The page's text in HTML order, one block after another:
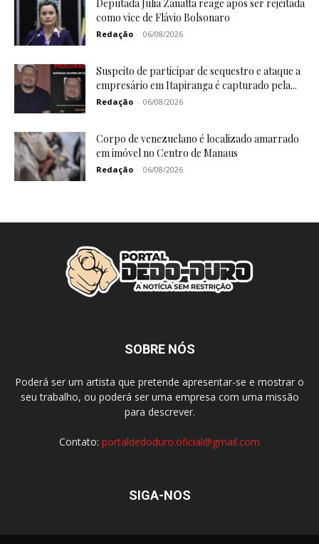
Deputada Julia Zanatta reage após ser rejeitada
como vice de Flávio Bolsonaro
Redação - 06/08/2026
Suspeito de participar de sequestro e ataque a
empresário em Itapiranga é capturado pela...
Redação - 06/08/2026
Corpo de venezuelano é localizado amarrado
em imóvel no Centro de Manaus
Redação - 06/08/2026
SOBRE NÓS
Poderá ser um artista que pretende apresentar-se e mostrar o
seu trabalho, ou poderá ser uma empresa com uma missão
para descrever.
Contato: portaldedoduro.oficial@gmail.com
SIGA-NOS